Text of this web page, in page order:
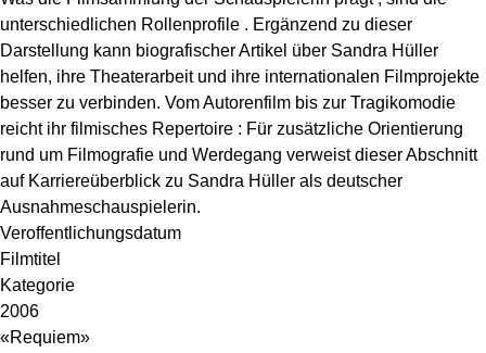
unterschiedlichen Rollenprofile . Ergänzend zu dieser
Darstellung kann biografischer Artikel über Sandra Hüller
helfen, ihre Theaterarbeit und ihre internationalen Filmprojekte
besser zu verbinden. Vom Autorenfilm bis zur Tragikomodie
reicht ihr filmisches Repertoire : Für zusätzliche Orientierung
rund um Filmografie und Werdegang verweist dieser Abschnitt
auf Karriereüberblick zu Sandra Hüller als deutscher
Ausnahmeschauspielerin.
Veroffentlichungsdatum
Filmtitel
Kategorie
2006
«Requiem»